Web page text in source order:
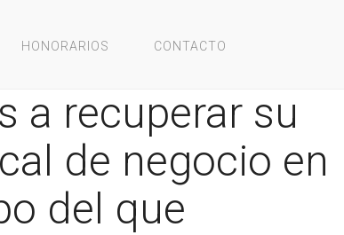
HONORARIOS CONTACTO
a recuperar su
de negocio en
del que